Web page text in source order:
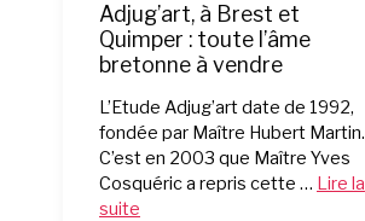
Adjug’art, à Brest et
Quimper : toute l’âme
bretonne à vendre
L’Etude Adjug’art date de 1992,
fondée par Maître Hubert Martin.
C’est en 2003 que Maître Yves
Cosquéric a repris cette … Lire la
suite